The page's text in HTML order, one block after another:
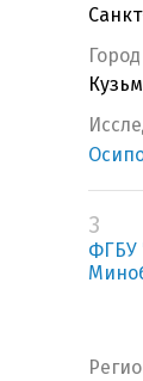
Город
3
ФГБУ